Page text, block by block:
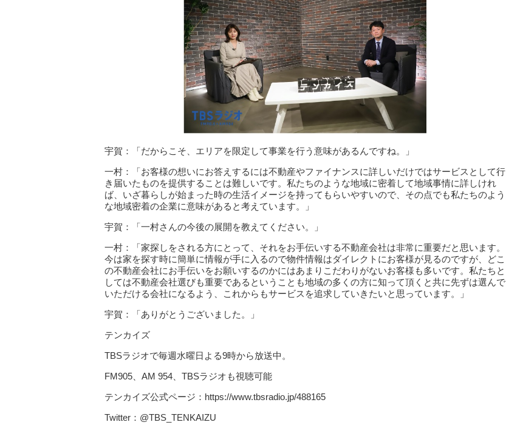
宇賀：「だからこそ、エリアを限定して事業を行う意味があるんですね。」
一村：「お客様の想いにお答えするには不動産やファイナンスに詳しいだけではサービスとして行
き届いたものを提供することは難しいです。私たちのような地域に密着して地域事情に詳しけれ
ば、いざ暮らしが始まった時の生活イメージを持ってもらいやすいので、その点でも私たちのよう
な地域密着の企業に意味があると考えています。」
宇賀：「一村さんの今後の展開を教えてください。」
一村：「家探しをされる方にとって、それをお手伝いする不動産会社は非常に重要だと思います。
今は家を探す時に簡単に情報が手に入るので物件情報はダイレクトにお客様が見るのですが、どこ
の不動産会社にお手伝いをお願いするのかにはあまりこだわりがないお客様も多いです。私たちと
しては不動産会社選びも重要であるということも地域の多くの方に知って頂くと共に先ずは選んで
いただける会社になるよう、これからもサービスを追求していきたいと思っています。」
宇賀：「ありがとうございました。」
テンカイズ
TBSラジオで毎週水曜日よる9時から放送中。
FM905、AM 954、TBSラジオも視聴可能
テンカイズ公式ページ：https://www.tbsradio.jp/488165
Twitter：@TBS_TENKAIZU